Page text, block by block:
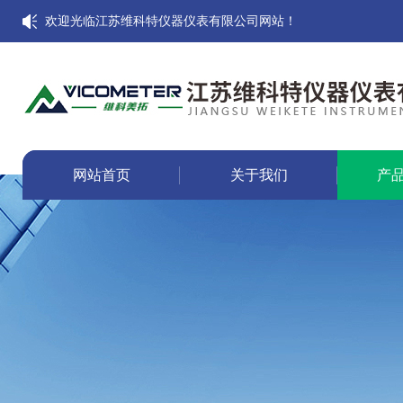
欢迎光临江苏维科特仪器仪表有限公司网站！
网站首页 关于我们 产